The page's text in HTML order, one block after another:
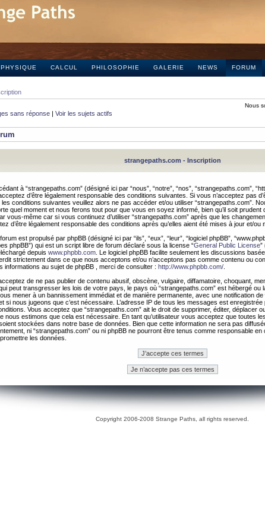
PHYSIQUE CALCUL PHILOSOPHIE GALERIE NEWS FORUM
Nous
sans réponse | Voir les sujets actifs
strangepaths.com - Inscription
à “strangepaths.com” (désigné ici par “nous”, “notre”, “nos”, “strangepaths.com”,
d’être légalement responsable des conditions suivantes. Si vous n’acceptez pas
les conditions suivantes veuillez alors ne pas accéder et/ou utiliser “strangepaths.com”.
quel moment et nous ferons tout pour que vous en soyez informé, bien qu’il soit
vous-même car si vous continuez d’utiliser “strangepaths.com” après que les
d’être légalement responsable des conditions après qu’elles aient été mises à jour et/ou
est propulsé par phpBB (désigné ici par “ils”, “eux”, “leur”, “logiciel phpBB”,
phpBB”) qui est un script libre de forum déclaré sous la license “General Public License”
depuis www.phpbb.com . Le logiciel phpBB facilite seulement les discussions
strictement dans ce que nous acceptons et/ou n’acceptons pas comme contenu ou
informations au sujet de phpBB , merci de consulter : http://www.phpbb.com/
de ne pas publier de contenu abusif, obscène, vulgaire, diffamatoire, choquant,
peut transgresser les lois de votre pays, le pays où “strangepaths.com” est hébergé ou
mener à un bannissement immédiat et de manière permanente, avec une notification
si nous jugeons que c’est nécessaire. L’adresse IP de tous les messages est
Vous acceptez que “strangepaths.com” ait le droit de supprimer, éditer, déplacer
nous estimons que cela est nécessaire. En tant qu’utilisateur vous acceptez que toutes
stockées dans notre base de données. Bien que cette information ne sera pas
ni “strangepaths.com” ou ni phpBB ne pourront être tenus comme responsable
les données.
Copyright 2006-2008 Strange Paths, all rights reserved.